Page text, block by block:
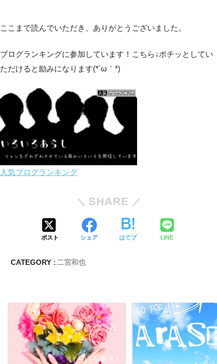
ここまで読んでいただき、ありがとうございました。
ブログランキングに参加しています！こちら↓ポチッとしてい
ただけると励みになります(*´ω｀*)
人気ブログランキング
SHARE
ポスト シェア はてブ LINE
CATEGORY :二宮和也